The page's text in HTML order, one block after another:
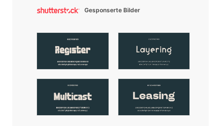
Gesponserte Bilder